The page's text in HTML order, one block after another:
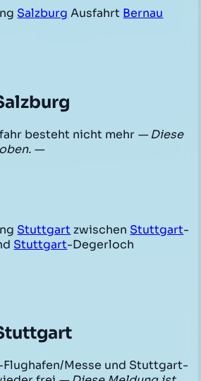
Salzburg Ausfahrt Bernau
besteht nicht mehr — Diese
—
Stuttgart zwischen Stuttgart-
Stuttgart-Degerloch
Messe und Stuttgart-